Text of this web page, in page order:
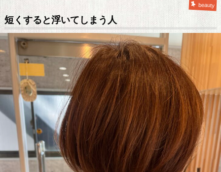
beauty
短くすると浮いてしまう人